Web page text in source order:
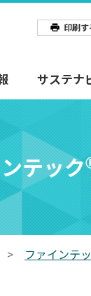
印刷す
サステナ
テック
> ファインテ